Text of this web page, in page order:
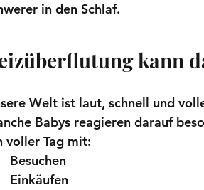
in den Schlaf.
kann
Welt ist laut, schnell und
Babys reagieren darauf
voller Tag mit:
Besuchen
Einkäufen